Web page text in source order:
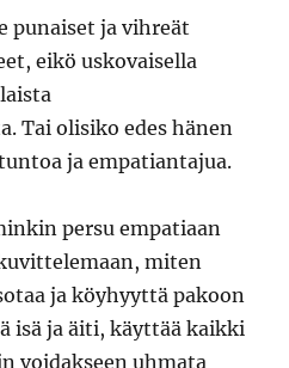
punaiset ja vihreät
eikö uskovaisella
Tai olisiko edes hänen
ja empatiantajua.
persu empatiaan
miten
ja köyhyyttä pakoon
isä ja äiti, käyttää kaikki
voidakseen uhmata